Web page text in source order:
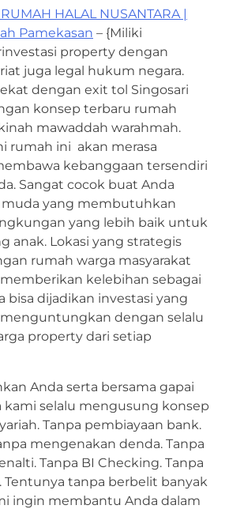
HALAL NUSANTARA |
Pamekasan – {Miliki
property dengan
juga legal hukum negara.
dengan exit tol Singosari
konsep terbaru rumah
mawaddah warahmah.
rumah ini akan merasa
kebanggaan tersendiri
Sangat cocok buat Anda
muda yang membutuhkan
yang lebih baik untuk
anak. Lokasi yang strategis
rumah warga masyarakat
kelebihan sebagai
bisa dijadikan investasi yang
dengan selalu
property dari setiap
Anda serta bersama gapai
kami selalu mengusung konsep
Tanpa pembiayaan bank.
mengenakan denda. Tanpa
Tanpa BI Checking. Tanpa
Tentunya tanpa berbelit banyak
ingin membantu Anda dalam